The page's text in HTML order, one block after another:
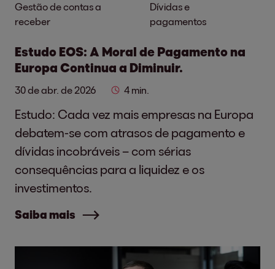
Gestão de contas a
receber
Dívidas e
pagamentos
Estudo EOS: A Moral de Pagamento na
Europa Continua a Diminuir.
30 de abr. de 2026 4 min.
Estudo: Cada vez mais empresas na Europa
debatem-se com atrasos de pagamento e
dívidas incobráveis – com sérias
consequências para a liquidez e os
investimentos.
Saiba mais